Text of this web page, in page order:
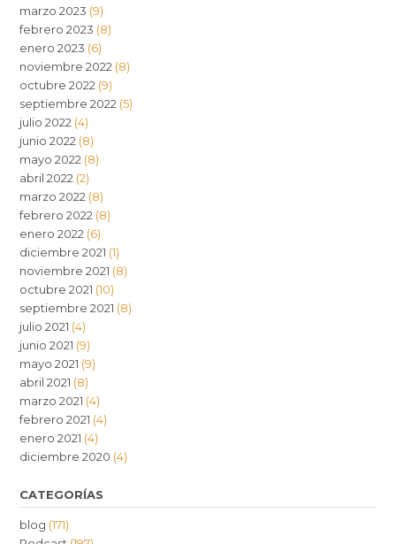
marzo 2023 (9)
febrero 2023 (8)
enero 2023 (6)
noviembre 2022 (8)
octubre 2022 (9)
septiembre 2022 (5)
julio 2022 (4)
junio 2022 (8)
mayo 2022 (8)
abril 2022 (2)
marzo 2022 (8)
febrero 2022 (8)
enero 2022 (6)
diciembre 2021 (1)
noviembre 2021 (8)
octubre 2021 (10)
septiembre 2021 (8)
julio 2021 (4)
junio 2021 (9)
mayo 2021 (9)
abril 2021 (8)
marzo 2021 (4)
febrero 2021 (4)
enero 2021 (4)
diciembre 2020 (4)
CATEGORÍAS
blog (171)